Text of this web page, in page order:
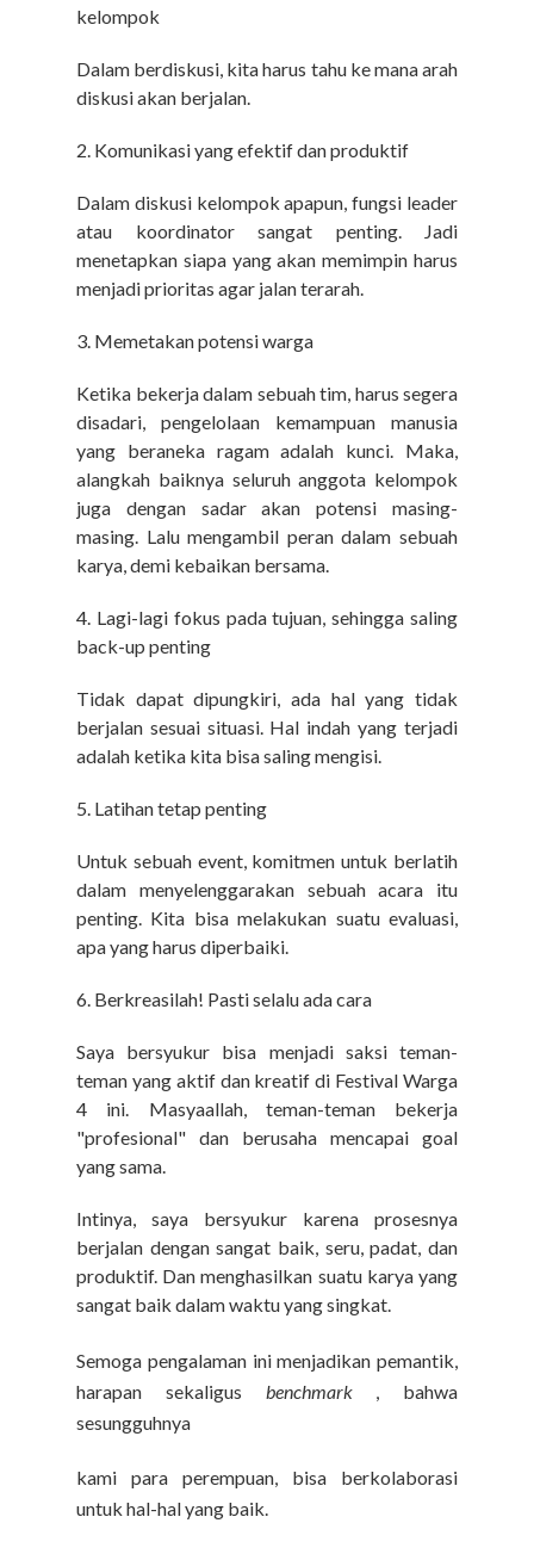
kelompok
Dalam berdiskusi, kita harus tahu ke mana arah
diskusi akan berjalan.
2. Komunikasi yang efektif dan produktif
Dalam diskusi kelompok apapun, fungsi leader
atau koordinator sangat penting. Jadi
menetapkan siapa yang akan memimpin harus
menjadi prioritas agar jalan terarah.
3. Memetakan potensi warga
Ketika bekerja dalam sebuah tim, harus segera
disadari, pengelolaan kemampuan manusia
yang beraneka ragam adalah kunci. Maka,
alangkah baiknya seluruh anggota kelompok
juga dengan sadar akan potensi masing-
masing. Lalu mengambil peran dalam sebuah
karya, demi kebaikan bersama.
4. Lagi-lagi fokus pada tujuan, sehingga saling
back-up penting
Tidak dapat dipungkiri, ada hal yang tidak
berjalan sesuai situasi. Hal indah yang terjadi
adalah ketika kita bisa saling mengisi.
5. Latihan tetap penting
Untuk sebuah event, komitmen untuk berlatih
dalam menyelenggarakan sebuah acara itu
penting. Kita bisa melakukan suatu evaluasi,
apa yang harus diperbaiki.
6. Berkreasilah! Pasti selalu ada cara
Saya bersyukur bisa menjadi saksi teman-
teman yang aktif dan kreatif di Festival Warga
4 ini. Masyaallah, teman-teman bekerja
"profesional" dan berusaha mencapai goal
yang sama.
Intinya, saya bersyukur karena prosesnya
berjalan dengan sangat baik, seru, padat, dan
produktif. Dan menghasilkan suatu karya yang
sangat baik dalam waktu yang singkat.
Semoga pengalaman ini menjadikan pemantik,
harapan sekaligus benchmark, bahwa
sesungguhnya
kami para perempuan, bisa berkolaborasi
untuk hal-hal yang baik.